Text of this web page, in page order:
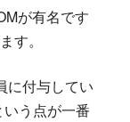
が有名です
す。
に付与してい
う点が一番